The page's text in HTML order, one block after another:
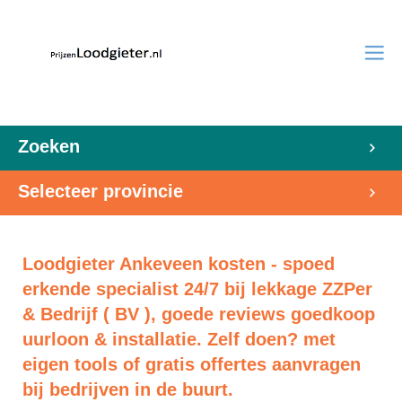
Zoeken
Selecteer provincie
Loodgieter Ankeveen kosten - spoed
erkende specialist 24/7 bij lekkage ZZPer
& Bedrijf ( BV ), goede reviews goedkoop
uurloon & installatie. Zelf doen? met
eigen tools of gratis offertes aanvragen
bij bedrijven in de buurt.